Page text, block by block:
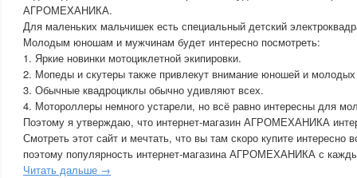
АГРОМЕХАНИКА.
Для маленьких мальчишек есть специальный детский
Молодым юношам и мужчинам будет интересно посмотреть:
1. Яркие новинки мотоциклетной экипировки.
2. Мопеды и скутеры также привлекут внимание юношей и
3. Обычные квадроциклы обычно удивляют всех.
4. Мотороллеры немного устарели, но всё равно интересны для
Поэтому я утверждаю, что интернет-магазин АГРОМЕХАНИКА
Смотреть этот сайт и мечтать, что вы там скоро купите интересно
поэтому популярность интернет-магазина АГРОМЕХАНИКА с
Читать дальше →